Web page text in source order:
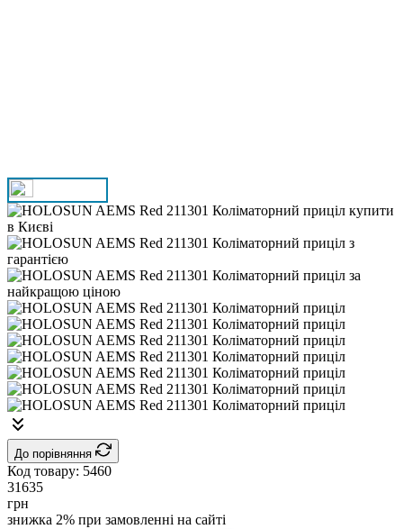
До порівняння
Код товару: 5460
31635
грн
знижка 2% при замовленні на сайті